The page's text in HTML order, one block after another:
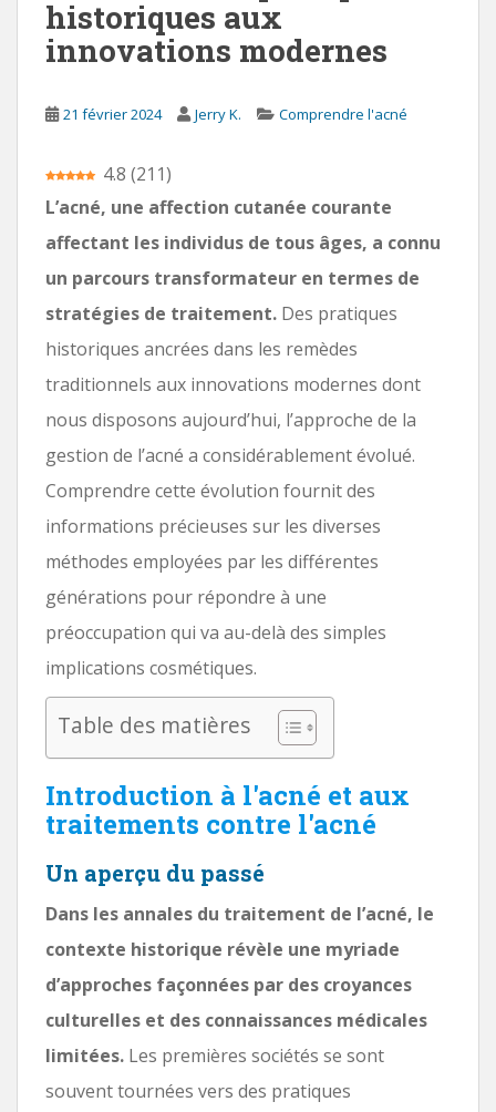
historiques aux
innovations modernes
21 février 2024 Jerry K. Comprendre l'acné
4.8 (211)
L’acné, une affection cutanée courante
affectant les individus de tous âges, a connu
un parcours transformateur en termes de
stratégies de traitement. Des pratiques
historiques ancrées dans les remèdes
traditionnels aux innovations modernes dont
nous disposons aujourd’hui, l’approche de la
gestion de l’acné a considérablement évolué.
Comprendre cette évolution fournit des
informations précieuses sur les diverses
méthodes employées par les différentes
générations pour répondre à une
préoccupation qui va au-delà des simples
implications cosmétiques.
Table des matières
Introduction à l'acné et aux
traitements contre l'acné
Un aperçu du passé
Dans les annales du traitement de l’acné, le
contexte historique révèle une myriade
d’approches façonnées par des croyances
culturelles et des connaissances médicales
limitées. Les premières sociétés se sont
souvent tournées vers des pratiques